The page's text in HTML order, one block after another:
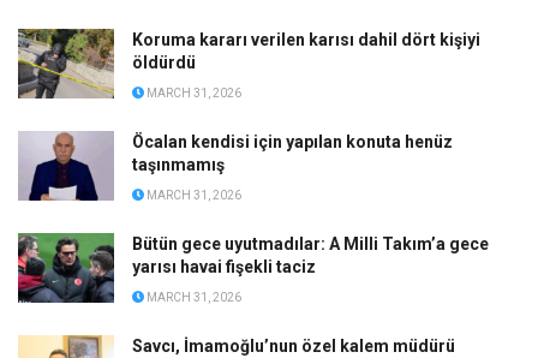
Koruma kararı verilen karısı dahil dört kişiyi
öldürdü
MARCH 31, 2026
Öcalan kendisi için yapılan konuta henüz
taşınmamış
MARCH 31, 2026
Bütün gece uyutmadılar: A Milli Takım’a gece
yarısı havai fişekli taciz
MARCH 31, 2026
Savcı, İmamoğlu’nun özel kalem müdürü